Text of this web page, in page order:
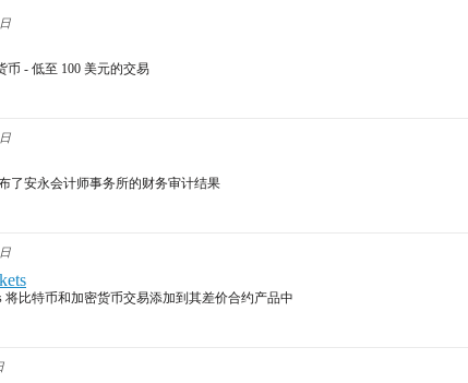
币 - 低至 100 美元的交易
了安永会计师事务所的财务审计结果
将比特币和加密货币交易添加到其差价合约产品中